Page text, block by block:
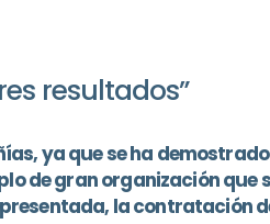
resultados”
ya que se ha
de gran organización que
la contratación